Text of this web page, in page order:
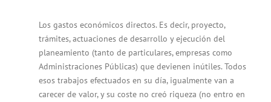
Los gastos económicos directos. Es decir, proyecto,
trámites, actuaciones de desarrollo y ejecución del
planeamiento (tanto de particulares, empresas como
Administraciones Públicas) que devienen inútiles. Todos
esos trabajos efectuados en su día, igualmente van a
carecer de valor, y su coste no creó riqueza (no entro en